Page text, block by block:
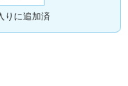
りに追加済